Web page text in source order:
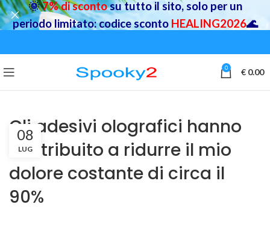
0 € 0.00
Gli adesivi olografici hanno
contribuito a ridurre il mio
dolore costante di circa il
90%
08
LUG
🌞7% di scontosu tutto il sito, solo per un
periodo limitato: codice sconto HEALING2026🌊